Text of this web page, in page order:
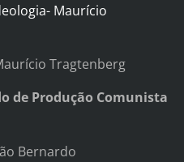
- Maurício
Tragtenberg
de Produção Comunista
Bernardo